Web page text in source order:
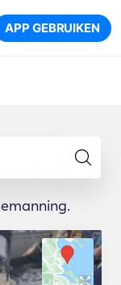
APP GEBRUIKEN